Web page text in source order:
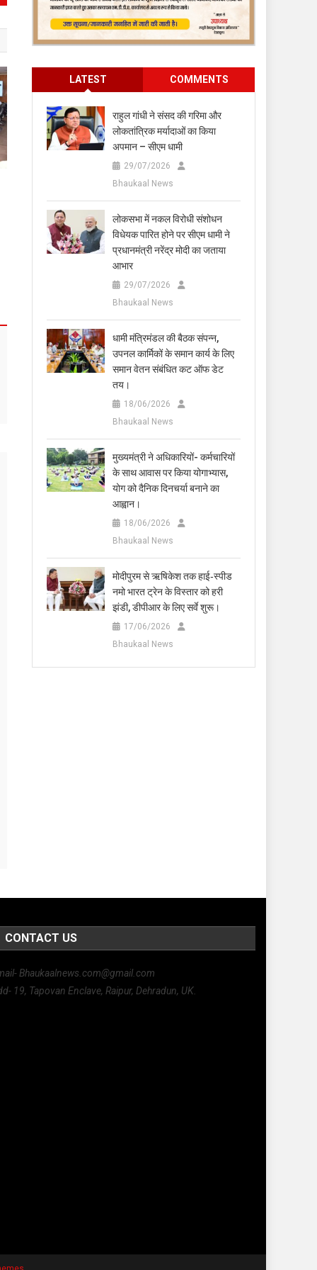
LATEST COMMENTS
राहुल गांधी ने संसद की गरिमा और
लोकतांत्रिक मर्यादाओं का किया
अपमान – सीएम धामी
29/07/2026
Bhaukaal News
लोकसभा में नकल विरोधी संशोधन
विधेयक पारित होने पर सीएम धामी ने
प्रधानमंत्री नरेंद्र मोदी का जताया
आभार
29/07/2026
Bhaukaal News
धामी मंत्रिमंडल की बैठक संपन्न,
उपनल कार्मिकों के समान कार्य के लिए
समान वेतन संबंधित कट ऑफ डेट
तय।
18/06/2026
Bhaukaal News
मुख्यमंत्री ने अधिकारियों- कर्मचारियों
के साथ आवास पर किया योगाभ्यास,
योग को दैनिक दिनचर्या बनाने का
आह्वान।
18/06/2026
Bhaukaal News
मोदीपुरम से ऋषिकेश तक हाई‑स्पीड
नमो भारत ट्रेन के विस्तार को हरी
झंडी, डीपीआर के लिए सर्वे शुरू।
17/06/2026
Bhaukaal News
CONTACT US
Bhaukaalnews.com@gmail.com
19, Tapovan Enclave, Raipur, Dehradun, UK.